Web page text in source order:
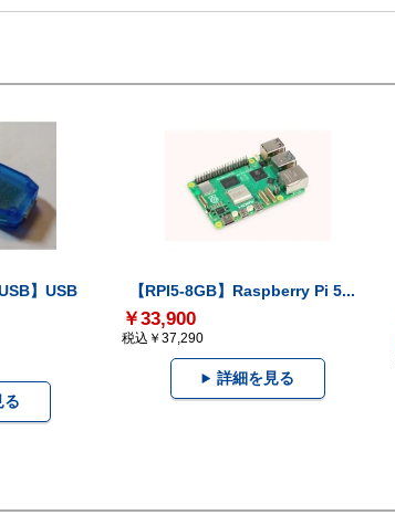
】USB
る
【RPI5-8GB】Raspberry Pi 5...
￥33,900
税込￥37,290
詳細を見る